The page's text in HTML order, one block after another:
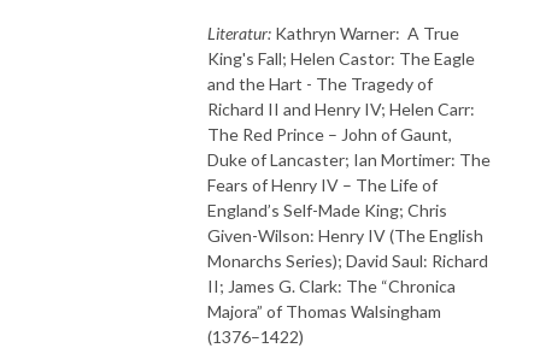
Literatur: Kathryn Warner: A True
King's Fall; Helen Castor: The Eagle
and the Hart - The Tragedy of
Richard II and Henry IV; Helen Carr:
The Red Prince – John of Gaunt,
Duke of Lancaster; Ian Mortimer: The
Fears of Henry IV – The Life of
England’s Self-Made King; Chris
Given-Wilson: Henry IV (The English
Monarchs Series); David Saul: Richard
II; James G. Clark: The “Chronica
Majora” of Thomas Walsingham
(1376–1422)